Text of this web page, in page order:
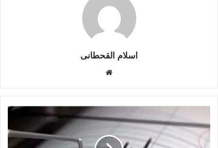
اسلام القحطانى
ق
ع
ا